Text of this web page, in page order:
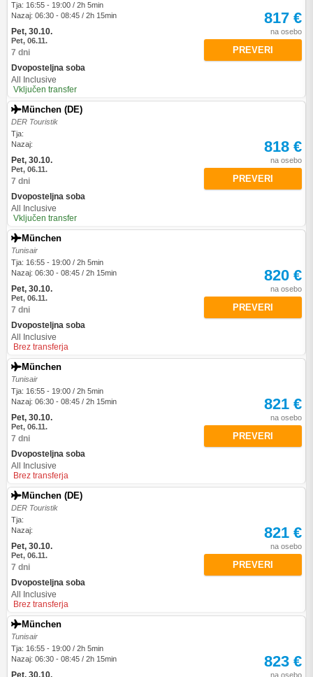
Tja: 16:55 - 19:00 / 2h 5min
Nazaj: 06:30 - 08:45 / 2h 15min
Pet, 30.10.
Pet, 06.11.
7 dni
Dvoposteljna soba
All Inclusive
Vključen transfer
817 €
na osebo
PREVERI
München (DE)
DER Touristik
Tja:
Nazaj:
Pet, 30.10.
Pet, 06.11.
7 dni
Dvoposteljna soba
All Inclusive
Vključen transfer
818 €
na osebo
PREVERI
München
Tunisair
Tja: 16:55 - 19:00 / 2h 5min
Nazaj: 06:30 - 08:45 / 2h 15min
Pet, 30.10.
Pet, 06.11.
7 dni
Dvoposteljna soba
All Inclusive
Brez transferja
820 €
na osebo
PREVERI
München
Tunisair
Tja: 16:55 - 19:00 / 2h 5min
Nazaj: 06:30 - 08:45 / 2h 15min
Pet, 30.10.
Pet, 06.11.
7 dni
Dvoposteljna soba
All Inclusive
Brez transferja
821 €
na osebo
PREVERI
München (DE)
DER Touristik
Tja:
Nazaj:
Pet, 30.10.
Pet, 06.11.
7 dni
Dvoposteljna soba
All Inclusive
Brez transferja
821 €
na osebo
PREVERI
München
Tunisair
Tja: 16:55 - 19:00 / 2h 5min
Nazaj: 06:30 - 08:45 / 2h 15min
Pet, 30.10.
823 €
na osebo